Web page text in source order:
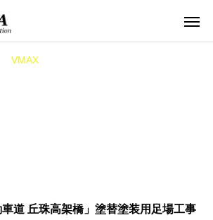
VMAX
道 丘珠高架橋」塗替塗装用足場工事